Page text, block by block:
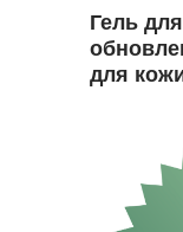
Гель
для